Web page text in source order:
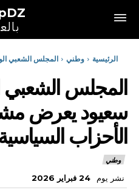
الرئيسية وطني
المجلس الشعبي
المجلس الشعبي
سعيود يعرض
الأحزاب
وطني
نشر يوم 24 فبراير 2026